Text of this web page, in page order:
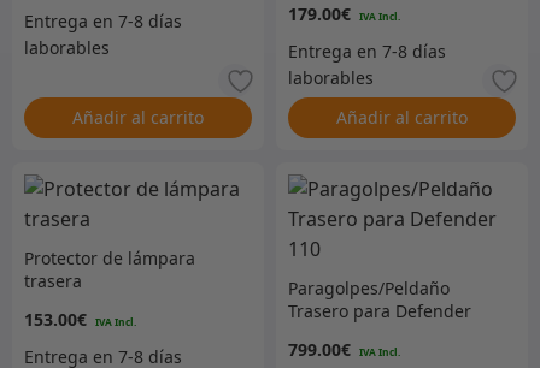
Añadir al carrito
179.00€
Añadir al carrito
Protector de lámpara
trasera
153.00€
Paragolpes/Peldaño
Trasero para Defender
799.00€